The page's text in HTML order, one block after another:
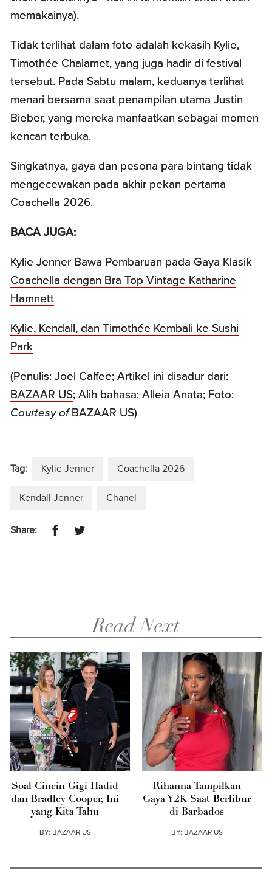
memakainya).
Tidak terlihat dalam foto adalah kekasih Kylie,
Timothée Chalamet, yang juga hadir di festival
tersebut. Pada Sabtu malam, keduanya terlihat
menari bersama saat penampilan utama Justin
Bieber, yang mereka manfaatkan sebagai momen
kencan terbuka.
Singkatnya, gaya dan pesona para bintang tidak
mengecewakan pada akhir pekan pertama
Coachella 2026.
BACA JUGA:
Kylie Jenner Bawa Pembaruan pada Gaya Klasik
Coachella dengan Bra Top Vintage Katharine
Hamnett
Kylie, Kendall, dan Timothée Kembali ke Sushi
Park
(Penulis: Joel Calfee; Artikel ini disadur dari:
BAZAAR US; Alih bahasa: Alleia Anata; Foto:
Courtesy ofBAZAAR US)
Tag: Kylie Jenner Coachella 2026
Kendall Jenner Chanel
Share:
Read Next
Soal Cincin Gigi Hadid
dan Bradley Cooper, Ini
yang Kita Tahu
BY: BAZAAR US
Rihanna Tampilkan
Gaya Y2K Saat Berlibur
di Barbados
BY: BAZAAR US